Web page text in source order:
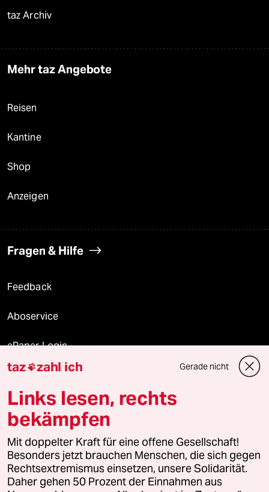
taz Archiv
Mehr taz Angebote
Reisen
Kantine
Shop
Anzeigen
Fragen & Hilfe
Feedback
Aboservice
ePaper Login
Downloads für Abonnierende
© 2026 taz Verlags und Vertriebs GmbH
Alle Rechte vorbehalten. Bei rechtlichen Fragen oder für Genehmigungen
wenden Sie sich bitte an lizenzen@taz.de
Feedback Redaktionsstatut Kommune-Richtlinien
taz zahl ich Gerade nicht
Links lesen, rechts
bekämpfen
Mit doppelter Kraft für eine offene Gesellschaft!
Besonders jetzt brauchen Menschen, die sich gegen
Rechtsextremismus einsetzen, unsere Solidarität.
Daher gehen 50 Prozent der Einnahmen aus